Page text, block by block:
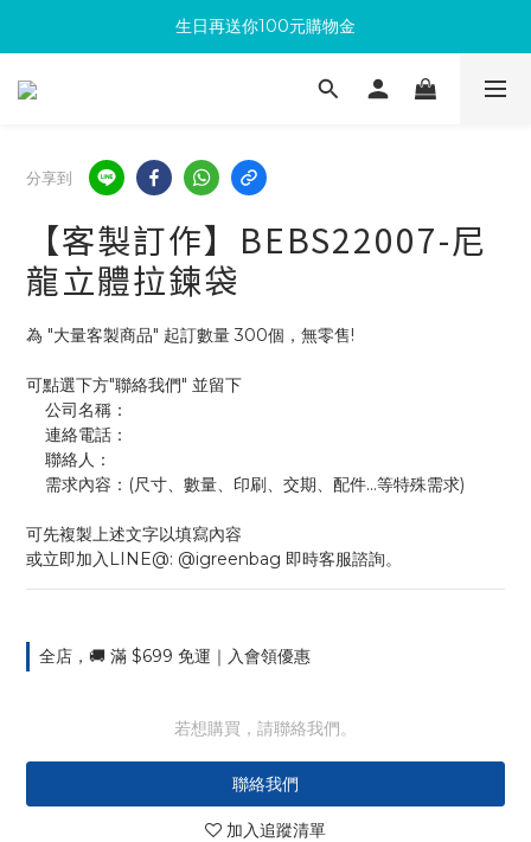
滿300回饋10%購物金
生日再送你100元購物金
加入成為新會員 馬上領取50元購物金
分享到
【客製訂作】BEBS22007-尼
龍立體拉鍊袋
為 "大量客製商品" 起訂數量 300個，無零售!
可點選下方"聯絡我們" 並留下
    公司名稱：
    連絡電話：
    聯絡人：
    需求內容：(尺寸、數量、印刷、交期、配件...等特殊需求)
可先複製上述文字以填寫內容
或立即加入LINE@: @igreenbag 即時客服諮詢。
全店，🚚 滿 $699 免運｜入會領優惠
若想購買，請聯絡我們。
聯絡我們
加入追蹤清單